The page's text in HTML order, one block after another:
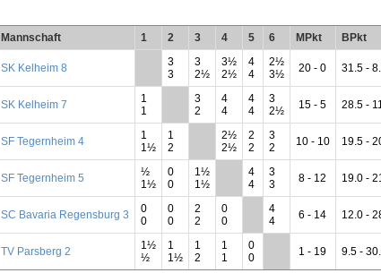
Mannschaft 1 2 3 4 5 6 MPkt BPkt
SK Kelheim 8
3
3
3
2½
3½
2½
4
4
2½
3½
20 - 0 31.5 -
SK Kelheim 7
1
1
3
2
4
4
4
4
3
2½
15 - 5 28.5 -
SF Tegernheim 4
1
1½
1
2
2½
2½
2
2
3
2
10 - 10 19.5 -
SF Tegernheim 5
½
1½
0
0
1½
1½
4
4
3
3
8 - 12 19.0 -
SC Bavaria Regensburg 3
0
0
0
0
2
2
0
0
4
4
6 - 14 12.0 -
TV Parsberg 2
1½
½
1
1½
1
2
1
1
0
0
1 - 19 9.5 -